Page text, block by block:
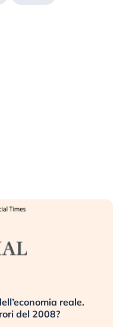
Starlink. Gli
il rischio?